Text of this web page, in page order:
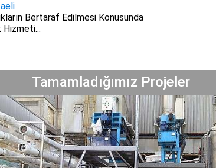
Bertaraf Edilmesi Konusunda
Hizmeti...
Tamamladığımız Projeler